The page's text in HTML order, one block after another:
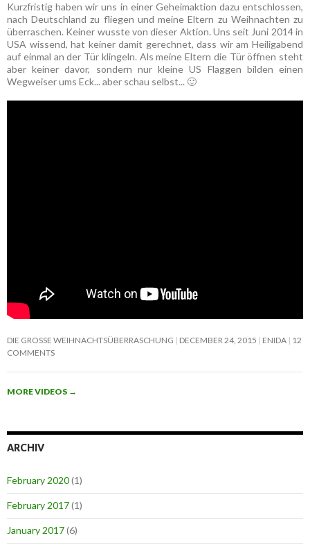
Kurzfristig haben wir uns in einer Geheimaktion dazu entschlossen,
nach Deutschland zu fliegen und meine Eltern zu Weihnachten zu
überraschen. Keiner wusste von dieser Aktion. Uns seit Juni 2014 in
USA wissend, hat keiner damit gerechnet, dass wir am Heiligabend
auf einmal an der Tür klingeln. Als meine Eltern die Tür öffnen steht
aber keiner davor, sondern nur kleine US Flaggen bilden einen
Wegweiser ums Eck... aber schau selbst... 🙂
DIE GROSSE WEIHNACHTSÜBERRASCHUNG DECEMBER 24, 2015 ENIDA
12
COMMENTS
MORE VIDEOS →
ARCHIV
February 2020(1)
February 2017(1)
January 2017(6)